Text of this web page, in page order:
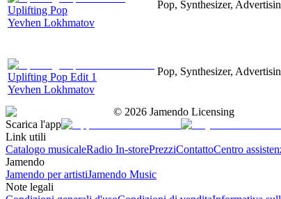
Uplifting Pop
Yevhen Lokhmatov
Pop, Synthesizer,
Uplifting Pop Edit 1
Yevhen Lokhmatov
Pop, Synthesizer,
© 2026 Jamendo Licensing
Scarica l'app
Link utili
Catalogo musicaleRadio In-storePrezziContattoCentro
Jamendo
Jamendo per artistiJamendo Music
Note legali